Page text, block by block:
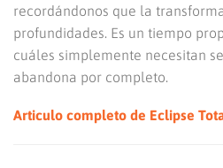
recordándonos que la
profundidades. Es un tiempo
cuáles simplemente necesitan
abandona por completo.
Articulo completo de Eclipse